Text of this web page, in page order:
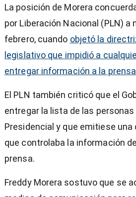
La posición de Morera
por Liberación Nacional (PLN) a
febrero, cuando objetó la
legislativo que impidió a
entregar información a la
El PLN también criticó que el
entregar la lista de las
Presidencial y que emitiese una
que controlaba la información
prensa.
Freddy Morera sostuvo que se